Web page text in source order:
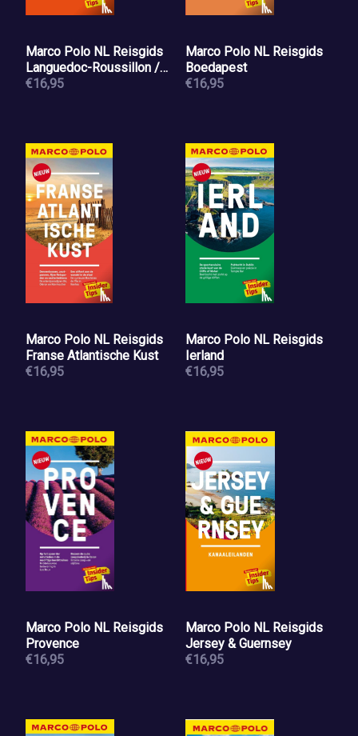
Marco Polo NL Reisgids
Languedoc-Roussillon /
Cevennen
€16,95
Marco Polo NL Reisgids
Boedapest
€16,95
Marco Polo NL Reisgids
Franse Atlantische Kust
€16,95
Marco Polo NL Reisgids
Ierland
€16,95
Marco Polo NL Reisgids
Provence
€16,95
Marco Polo NL Reisgids
Jersey & Guernsey
€16,95